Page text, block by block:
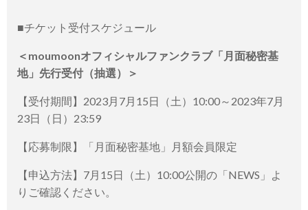
■チケット受付スケジュール
＜moumoonオフィシャルファンクラブ「月面秘密基
地」先行受付（抽選）＞
【受付期間】2023月7月15日（土）10:00～2023年7月
23日（日）23:59
【応募制限】「月面秘密基地」月額会員限定
【申込方法】7月15日（土）10:00公開の「NEWS」よ
りご確認ください。